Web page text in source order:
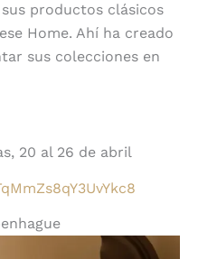
productos clásicos
Home. Ahí ha creado
sus colecciones en
20 al 26 de abril